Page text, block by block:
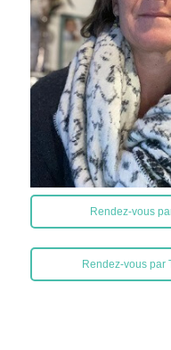
Rendez-vous
Rendez-vous par